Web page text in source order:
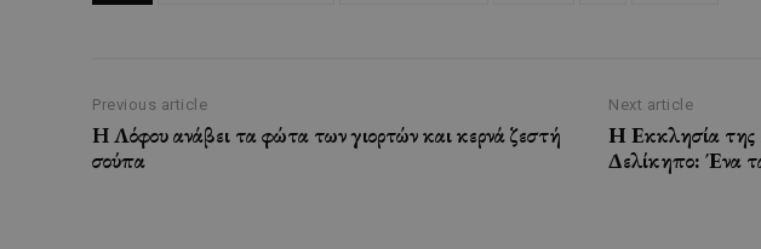
Previous article
H Λόφου ανάβει τα φώτα των γιορτών και κερνά ζεστή
σούπα
Next article
Η Εκκλησία της
Δελίκηπο: Ένα